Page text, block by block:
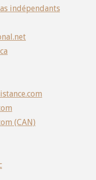
indépendants
(CAN)